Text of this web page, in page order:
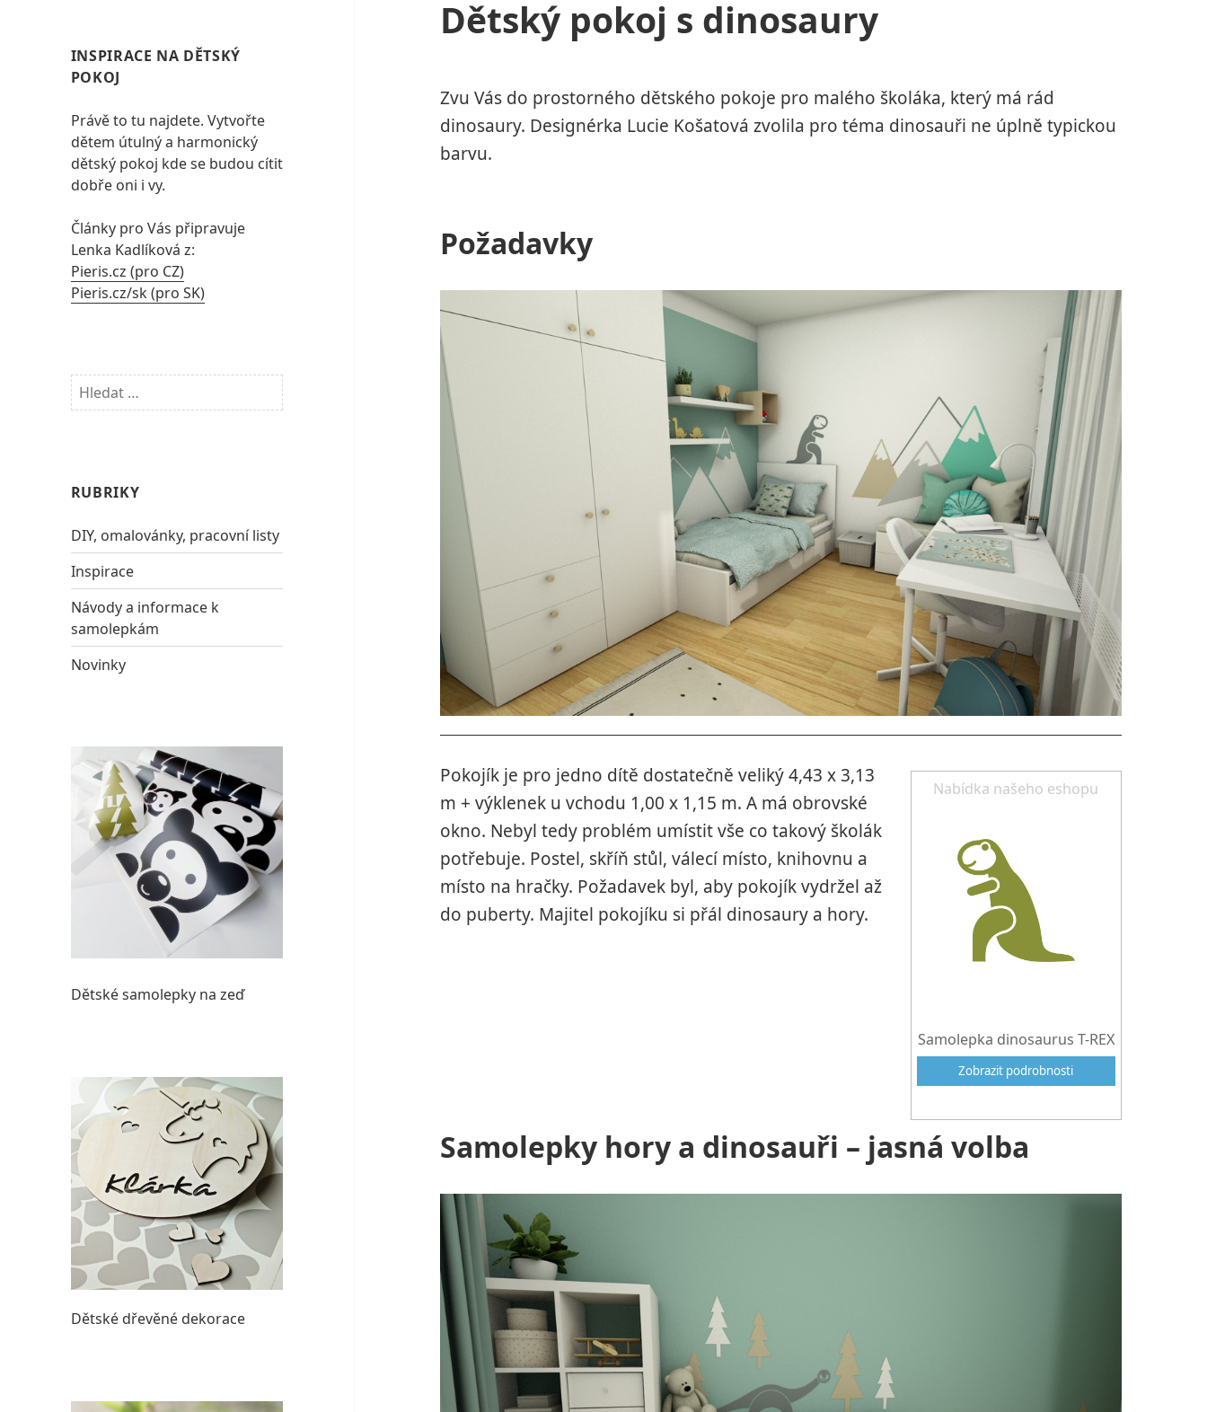
INSPIRACE NA DĚTSKÝ
POKOJ
Právě to tu najdete. Vytvořte
dětem útulný a harmonický
dětský pokoj kde se budou cítit
dobře oni i vy.
Články pro Vás připravuje
Lenka Kadlíková z:
Pieris.cz (pro CZ)
Pieris.cz/sk (pro SK)
Vyhledávání
RUBRIKY
DIY, omalovánky, pracovní listy
Inspirace
Návody a informace k
samolepkám
Novinky
Dětské samolepky na zeď
Dětské dřevěné dekorace
Dětský pokoj s dinosaury
Zvu Vás do prostorného dětského pokoje pro malého školáka, který má rád
dinosaury. Designérka Lucie Košatová zvolila pro téma dinosauři ne úplně typickou
barvu.
Požadavky
Nabídka našeho eshopu
Samolepka dinosaurus T-REX
Zobrazit podrobnosti
Pokojík je pro jedno dítě dostatečně veliký 4,43 x 3,13
m + výklenek u vchodu 1,00 x 1,15 m. A má obrovské
okno. Nebyl tedy problém umístit vše co takový školák
potřebuje. Postel, skříň stůl, válecí místo, knihovnu a
místo na hračky. Požadavek byl, aby pokojík vydržel až
do puberty. Majitel pokojíku si přál dinosaury a hory.
Samolepky hory a dinosauři – jasná volba